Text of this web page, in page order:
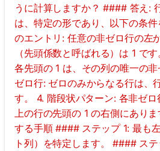
うに計算しますか？ #### 答え:
は、特定の形であり、以下の条
のエントリ: 任意の非ゼロ行の左
（先頭係数と呼ばれる）は 1 で
各先頭の 1 は、その列の唯一の
ゼロ行: ゼロのみからなる行は、
す。 4. 階段状パターン: 各非ゼ
上の行の先頭の 1 の右側にあり
する手順 #### ステップ 1: 最も
ト列）を特定します。 #### ス